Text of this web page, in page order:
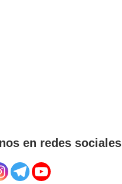
en redes sociales